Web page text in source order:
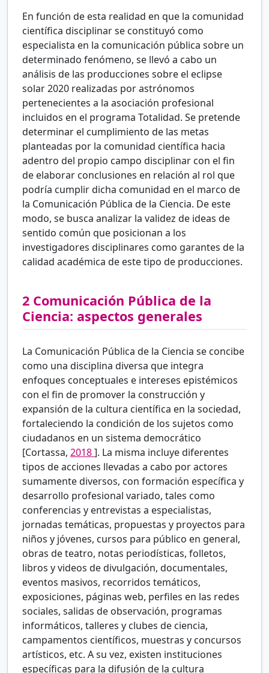
En función de esta realidad en que la comunidad
científica disciplinar se constituyó como
especialista en la comunicación pública sobre un
determinado fenómeno, se llevó a cabo un
análisis de las producciones sobre el eclipse
solar 2020 realizadas por astrónomos
pertenecientes a la asociación profesional
incluidos en el programa Totalidad. Se pretende
determinar el cumplimiento de las metas
planteadas por la comunidad científica hacia
adentro del propio campo disciplinar con el fin
de elaborar conclusiones en relación al rol que
podría cumplir dicha comunidad en el marco de
la Comunicación Pública de la Ciencia. De este
modo, se busca analizar la validez de ideas de
sentido común que posicionan a los
investigadores disciplinares como garantes de la
calidad académica de este tipo de producciones.
2 Comunicación Pública de la
Ciencia: aspectos generales
La Comunicación Pública de la Ciencia se concibe
como una disciplina diversa que integra
enfoques conceptuales e intereses epistémicos
con el fin de promover la construcción y
expansión de la cultura científica en la sociedad,
fortaleciendo la condición de los sujetos como
ciudadanos en un sistema democrático
[Cortassa, 2018]. La misma incluye diferentes
tipos de acciones llevadas a cabo por actores
sumamente diversos, con formación específica y
desarrollo profesional variado, tales como
conferencias y entrevistas a especialistas,
jornadas temáticas, propuestas y proyectos para
niños y jóvenes, cursos para público en general,
obras de teatro, notas periodísticas, folletos,
libros y videos de divulgación, documentales,
eventos masivos, recorridos temáticos,
exposiciones, páginas web, perfiles en las redes
sociales, salidas de observación, programas
informáticos, talleres y clubes de ciencia,
campamentos científicos, muestras y concursos
artísticos, etc. A su vez, existen instituciones
específicas para la difusión de la cultura